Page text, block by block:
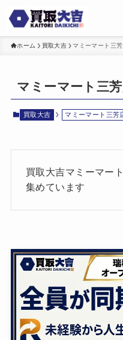
ホーム 買取大吉 マミーマート三
マミーマート三
買取大吉 マミーマート三芳
買取大吉マミーマー
集めています